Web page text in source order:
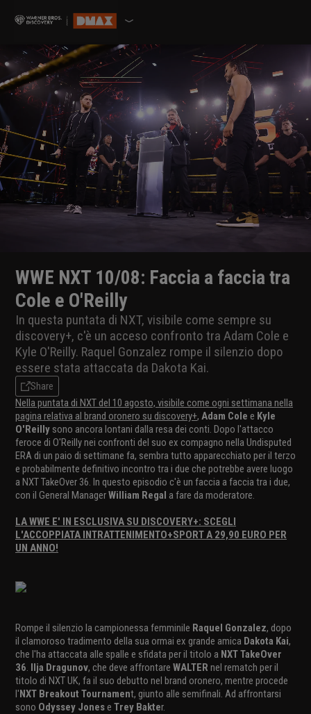
WWE NXT 10/08: Faccia a faccia tra
Cole e O'Reilly
In questa puntata di NXT, visibile come sempre su
discovery+, c'è un acceso confronto tra Adam Cole e
Kyle O'Reilly. Raquel Gonzalez rompe il silenzio dopo
essere stata attaccata da Dakota Kai.
Share
Nella puntata di NXT del 10 agosto, visibile come ogni settimana nella
pagina relativa al brand oronero su discovery+, Adam Cole e Kyle
O'Reilly sono ancora lontani dalla resa dei conti. Dopo l'attacco
feroce di O'Reilly nei confronti del suo ex compagno nella Undisputed
ERA di un paio di settimane fa, sembra tutto apparecchiato per il terzo
e probabilmente definitivo incontro tra i due che potrebbe avere luogo
a NXT TakeOver 36. In questo episodio c'è un faccia a faccia tra i due,
con il General ManagerWilliam Regal a fare da moderatore.
LA WWE E' IN ESCLUSIVA SU DISCOVERY+: SCEGLI
L'ACCOPPIATA INTRATTENIMENTO+SPORT A 29,90 EURO PER
UN ANNO!
Rompe il silenzio la campionessa femminile Raquel Gonzalez, dopo
il clamoroso tradimento della sua ormai ex grande amica Dakota Kai,
che l'ha attaccata alle spalle e sfidata per il titolo a NXT TakeOver
36. Ilja Dragunov, che deve affrontare WALTER nel rematch per il
titolo di NXT UK, fa il suo debutto nel brand oronero, mentre procede
l'NXT Breakout Tournament, giunto alle semifinali. Ad affrontarsi
sono Odyssey Jonese Trey Bakter.